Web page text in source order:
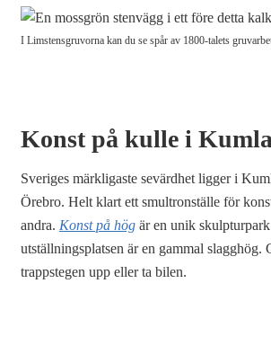
I Limstensgruvorna kan du se spår av 1800-talets
Konst på kulle i Kumla
Sveriges märkligaste sevärdhet ligger i
Örebro. Helt klart ett smultronställe för
andra. Konst på hög är en unik
utställningsplatsen är en gammal slagghög.
trappstegen upp eller ta bilen.